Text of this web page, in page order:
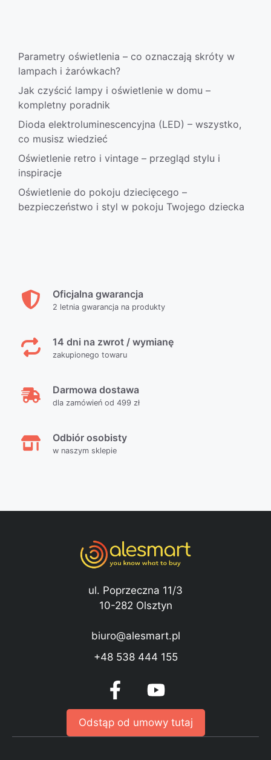
Parametry oświetlenia – co oznaczają skróty w
lampach i żarówkach?
Jak czyścić lampy i oświetlenie w domu –
kompletny poradnik
Dioda elektroluminescencyjna (LED) – wszystko,
co musisz wiedzieć
Oświetlenie retro i vintage – przegląd stylu i
inspiracje
Oświetlenie do pokoju dziecięcego –
bezpieczeństwo i styl w pokoju Twojego dziecka
Oficjalna gwarancja
2 letnia gwarancja na produkty
14 dni na zwrot / wymianę
zakupionego towaru
Darmowa dostawa
dla zamówień od 499 zł
Odbiór osobisty
w naszym sklepie
ul. Poprzeczna 11/3
10-282 Olsztyn
biuro@alesmart.pl
+48 538 444 155
Odstąp od umowy tutaj